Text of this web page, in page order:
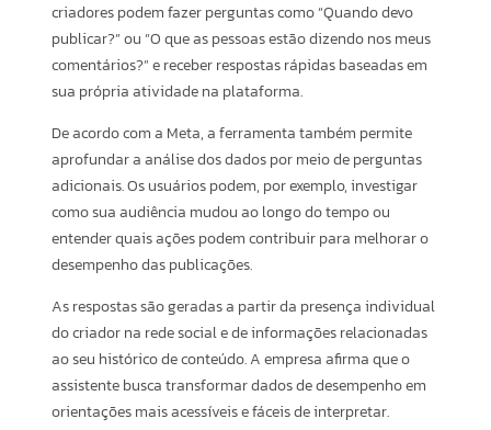
criadores podem fazer perguntas como “Quando devo
publicar?” ou “O que as pessoas estão dizendo nos meus
comentários?” e receber respostas rápidas baseadas em
sua própria atividade na plataforma.
De acordo com a Meta, a ferramenta também permite
aprofundar a análise dos dados por meio de perguntas
adicionais. Os usuários podem, por exemplo, investigar
como sua audiência mudou ao longo do tempo ou
entender quais ações podem contribuir para melhorar o
desempenho das publicações.
As respostas são geradas a partir da presença individual
do criador na rede social e de informações relacionadas
ao seu histórico de conteúdo. A empresa afirma que o
assistente busca transformar dados de desempenho em
orientações mais acessíveis e fáceis de interpretar.